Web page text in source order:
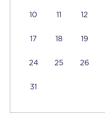
10 11 12
17 18 19
24 25 26
31